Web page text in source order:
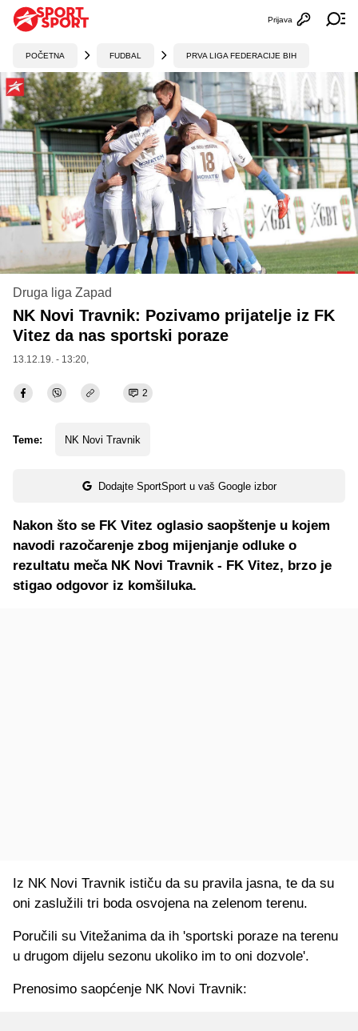
Otvori
Prijava
POČETNA FUDBAL PRVA LIGA FEDERACIJE BIH
Druga liga Zapad
NK Novi Travnik: Pozivamo prijatelje iz FK
Vitez da nas sportski poraze
13.12.19. - 13:20,
2
Teme: NK Novi Travnik
Dodajte SportSport u vaš Google izbor
Nakon što se FK Vitez oglasio saopštenje u kojem
navodi razočarenje zbog mijenjanje odluke o
rezultatu meča NK Novi Travnik - FK Vitez, brzo je
stigao odgovor iz komšiluka.
Iz NK Novi Travnik ističu da su pravila jasna, te da su
oni zaslužili tri boda osvojena na zelenom terenu.
Poručili su Vitežanima da ih 'sportski poraze na terenu
u drugom dijelu sezonu ukoliko im to oni dozvole'.
Prenosimo saopćenje NK Novi Travnik: